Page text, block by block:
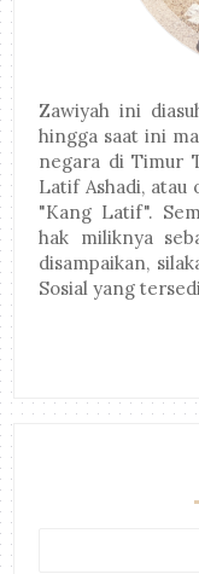
Zawiyah ini
hingga saat ini
negara di Timur
Latif Ashadi,
"Kang Latif".
hak miliknya
disampaikan,
Sosial yang